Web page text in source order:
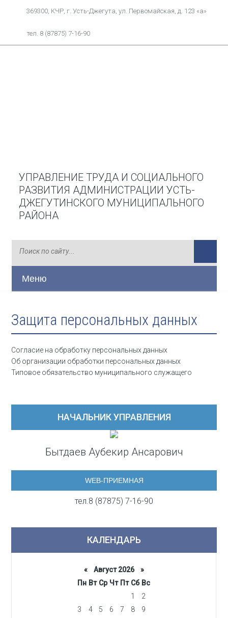
369300, КЧР, г. Усть-Джегута, ул. Первомайская, д. 123 «а»
тел. 8 (87875) 7-16-90
УПРАВЛЕНИЕ ТРУДА И СОЦИАЛЬНОГО
РАЗВИТИЯ АДМИНИСТРАЦИИ УСТЬ-
ДЖЕГУТИНСКОГО МУНИЦИПАЛЬНОГО
РАЙОНА
Меню
Защита персональных данных
Согласие на обработку персональных данных
Об организации обработки персональных данных
Типовое обязательство муниципального служащего
НАЧАЛЬНИК УПРАВЛЕНИЯ
Бытдаев Аубекир Ансарович
WEB-ПРИЕМНАЯ
тел.8 (87875) 7-16-90
КАЛЕНДАРЬ
«Август 2026 »
Пн Вт Ср Чт Пт Сб Вс
1
2
3
4 5 6 7 8
9